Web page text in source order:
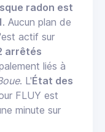
radon est
. Aucun plan de
actif sur
arrêtés
liés à
. L'État des
FLUY est
minute sur